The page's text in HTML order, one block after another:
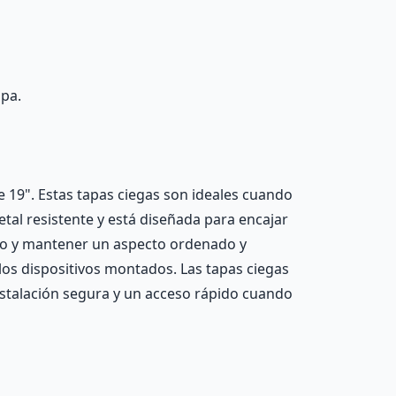
Estas tapas ciegas son ideales cuando
resistente y está diseñada para encajar
y mantener un aspecto ordenado y
dispositivos montados. Las tapas ciegas
segura y un acceso rápido cuando